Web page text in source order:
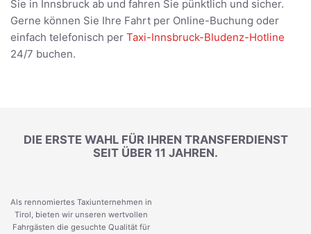
Sie in Innsbruck ab und fahren Sie pünktlich und sicher.
Gerne können Sie Ihre Fahrt per Online-Buchung oder
einfach telefonisch per Taxi-Innsbruck-Bludenz-Hotline
24/7 buchen.
DIE ERSTE WAHL FÜR IHREN TRANSFERDIENST
SEIT ÜBER 11 JAHREN.
Als rennomiertes Taxiunternehmen in
Tirol, bieten wir unseren wertvollen
Fahrgästen die gesuchte Qualität für